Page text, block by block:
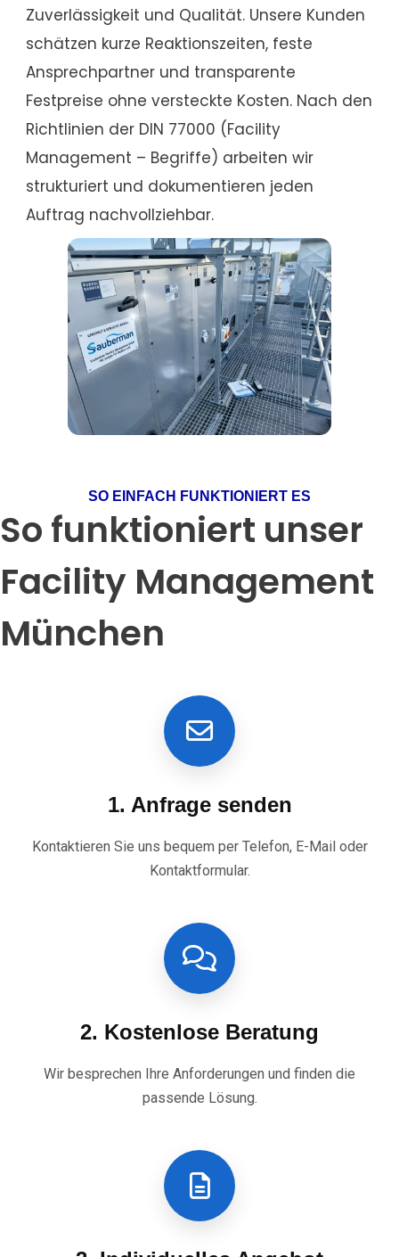
Zuverlässigkeit und Qualität. Unsere Kunden
schätzen kurze Reaktionszeiten, feste
Ansprechpartner und transparente
Festpreise ohne versteckte Kosten. Nach den
Richtlinien der DIN 77000 (Facility
Management – Begriffe) arbeiten wir
strukturiert und dokumentieren jeden
Auftrag nachvollziehbar.
SO EINFACH FUNKTIONIERT ES
So funktioniert unser
Facility Management
München
1. Anfrage senden
Kontaktieren Sie uns bequem per Telefon, E-Mail oder
Kontaktformular.
2. Kostenlose Beratung
Wir besprechen Ihre Anforderungen und finden die
passende Lösung.